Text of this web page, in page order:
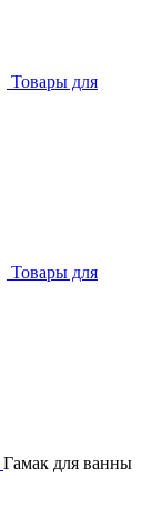
Товары для
Товары для
Гамак для ванны